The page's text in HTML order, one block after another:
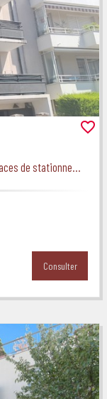
Appartement T3/4 récent avec terrasse et 2 places de stationnement
Consulter